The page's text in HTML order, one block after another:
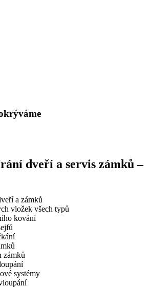
dveří a servis zámků –
a zámků
vložek všech typů
kování
zámků
systémy